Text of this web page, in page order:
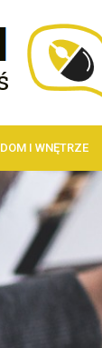
DOM I WNĘTRZE